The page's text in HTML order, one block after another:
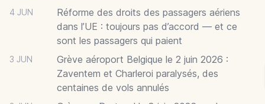
4 JUN
Réforme des droits des passagers aériens
dans l’UE : toujours pas d’accord — et ce
sont les passagers qui paient
3 JUN
Grève aéroport Belgique le 2 juin 2026 :
Zaventem et Charleroi paralysés, des
centaines de vols annulés